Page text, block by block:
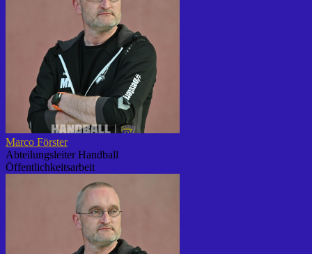
Marco Förster
Abteilungsleiter Handball
Öffentlichkeitsarbeit